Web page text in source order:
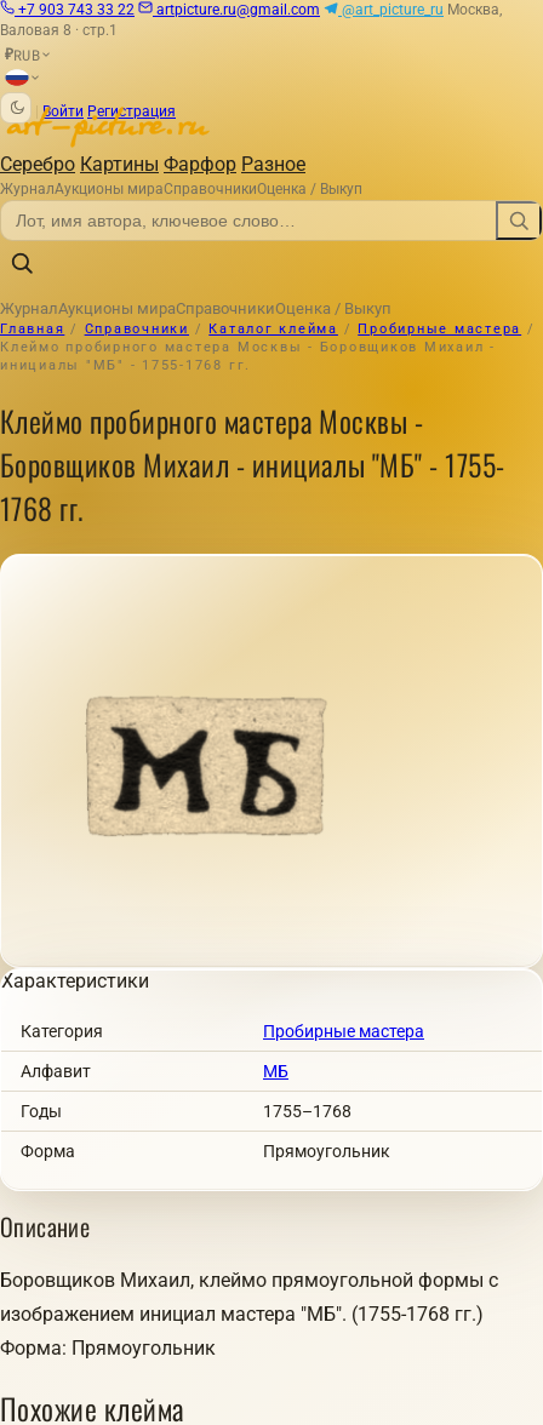
+7 903 743 33 22 artpicture.ru@gmail.com @art_picture_ru Москва,
Валовая 8 · стр.1
₽RUB
Войти Регистрация
Серебро Картины Фарфор Разное
ЖурналАукционы мираСправочникиОценка / Выкуп
ЖурналАукционы мираСправочникиОценка / Выкуп
Главная / Справочники / Каталог клейма / Пробирные мастера /
Клеймо пробирного мастера Москвы - Боровщиков Михаил -
инициалы "МБ" - 1755-1768 гг.
Клеймо пробирного мастера Москвы -
Боровщиков Михаил - инициалы "МБ" - 1755-
1768 гг.
Характеристики
Категория Пробирные мастера
Алфавит МБ
Годы 1755–1768
Форма Прямоугольник
Описание
Боровщиков Михаил, клеймо прямоугольной формы с
изображением инициал мастера "МБ". (1755-1768 гг.)
Форма: Прямоугольник
Похожие клейма